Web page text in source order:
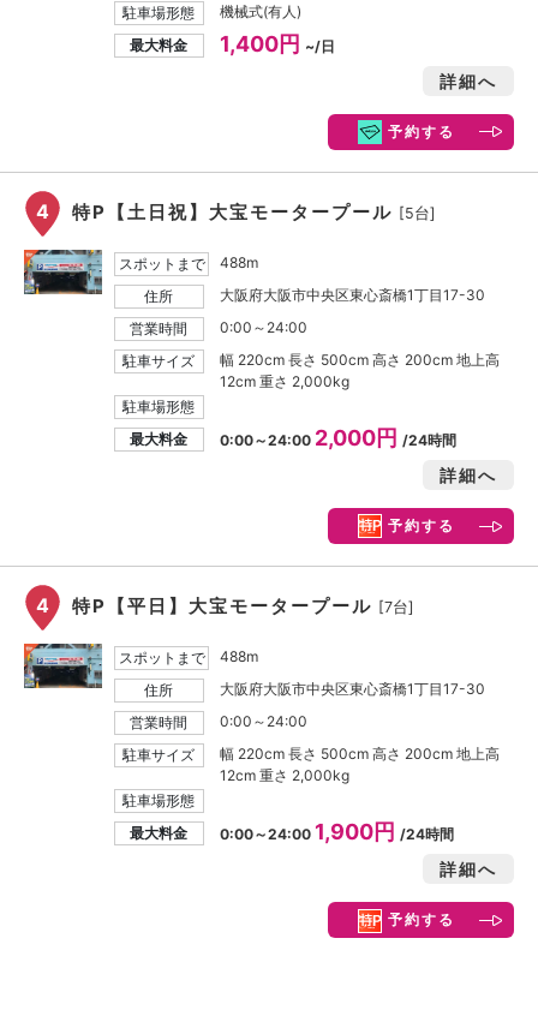
駐車場形態
機械式(有人)
最大料金
1,400円 ~/日
詳細へ
予約する
4 特P【土日祝】大宝モータープール [5台]
スポットまで
488m
住所
大阪府大阪市中央区東心斎橋1丁目17-30
営業時間
0:00～24:00
駐車サイズ
幅 220cm 長さ 500cm 高さ 200cm 地上高
12cm 重さ 2,000kg
駐車場形態
最大料金
0:00～24:00 2,000円 /24時間
詳細へ
予約する
4 特P【平日】大宝モータープール [7台]
スポットまで
488m
住所
大阪府大阪市中央区東心斎橋1丁目17-30
営業時間
0:00～24:00
駐車サイズ
幅 220cm 長さ 500cm 高さ 200cm 地上高
12cm 重さ 2,000kg
駐車場形態
最大料金
0:00～24:00 1,900円/24時間
詳細へ
予約する